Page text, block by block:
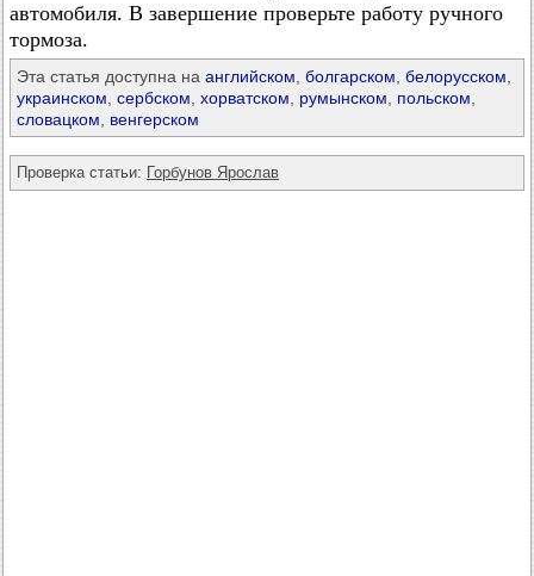
автомобиля. В завершение проверьте работу ручного
тормоза.
Эта статья доступна на английском болгарском белорусском
украинском сербском хорватском румынском польском
словацком
венгерском
Проверка статьи: Горбунов Ярослав